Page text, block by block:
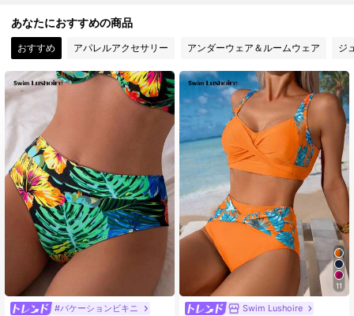
4.85 1.3K フォロワー
4.85 1.3K フォロワー
4.85 1.3K フォロワー
4.85 1.3K フォロワー
1.3K フォロワー
あなたにおすすめの商品
おすすめ アパレルアクセサリー アンダーウェア＆ルームウェア ジ
#バケーションビキニ
11
Swim Lushoire